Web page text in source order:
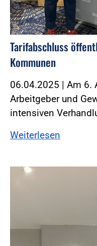
Tarifabschluss
Kommunen
06.04.2025 | Am 6.
Arbeitgeber und
intensiven
Weiterlesen